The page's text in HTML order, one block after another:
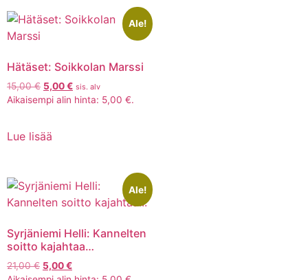
Ale!
Hätäset: Soikkolan Marssi
15,00€ 5,00€ sis. alv
Aikaisempi alin hinta: 5,00 €.
Lue lisää
Ale!
Syrjäniemi Helli: Kannelten
soitto kajahtaa…
21,00€ 5,00€